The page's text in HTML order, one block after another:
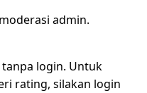
admin.
login. Untuk
rating, silakan login